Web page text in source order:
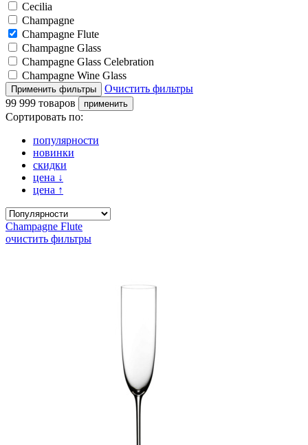
Cecilia
Champagne
Champagne Flute
Champagne Glass
Champagne Glass Celebration
Champagne Wine Glass
Очистить фильтры
99 999 товаров
Сортировать по:
популярности
новинки
скидки
цена ↓
цена ↑
Champagne Flute
очистить фильтры